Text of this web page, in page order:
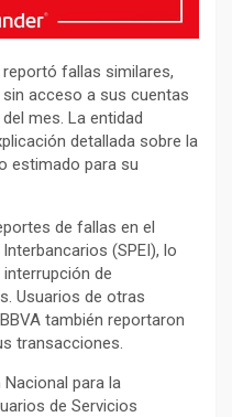
fallas similares,
acceso a sus cuentas
mes. La entidad
detallada sobre la
estimado para su
de fallas en el
(SPEI), lo
de
Usuarios de otras
también reportaron
transacciones.
para la
de Servicios